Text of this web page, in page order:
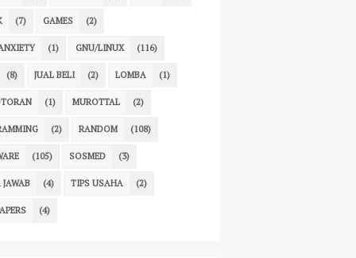
(7) GAMES (2)
(1) GNU/LINUX (116)
(8) JUAL BELI (2) LOMBA (1)
(1) MUROTTAL (2)
(2) RANDOM (108)
(105) SOSMED (3)
(4) TIPS USAHA (2)
(4)